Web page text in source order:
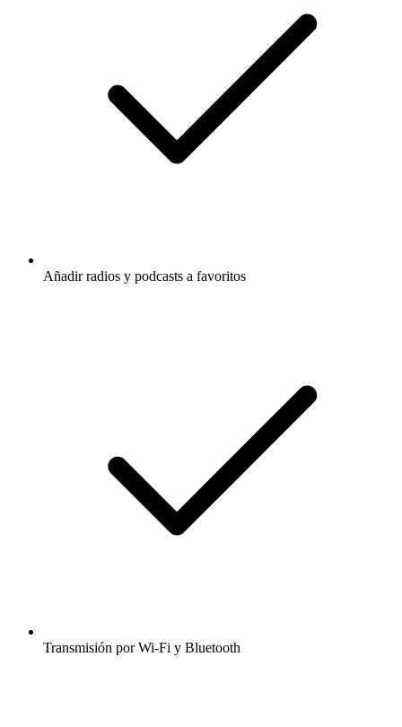
Añadir radios y podcasts a favoritos
Transmisión por Wi-Fi y Bluetooth